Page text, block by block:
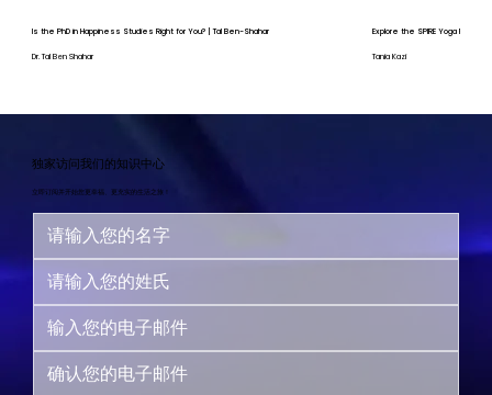
Is the PhD in Happiness Studies Right for You? | Tal Ben-Shahar
Dr. Tal Ben Shahar
Explore the SPIRE Yoga Program
Tania Kazi
独家访问我们的知识中心
立即订阅并开始您更幸福、更充实的生活之旅！